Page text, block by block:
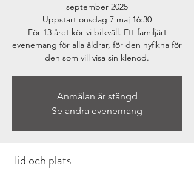
september 2025
Uppstart onsdag 7 maj 16:30
För 13 året kör vi bilkväll. Ett familjärt
evenemang för alla åldrar, för den nyfikna för
den som vill visa sin klenod.
Anmälan är stängd
Se andra evenemang
Tid och plats